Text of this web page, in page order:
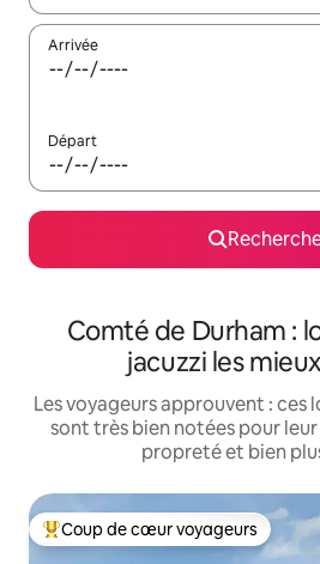
Arrivée
Départ
Comté de Durham :
jacuzzi les
Les voyageurs approuvent : ces
sont très bien notées pour
propreté et bien
Coups de cœur voyageurs les plus
Coup de cœur voyageurs